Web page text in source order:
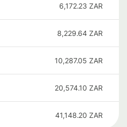
6,172.23 ZAR
8,229.64 ZAR
10,287.05 ZAR
20,574.10 ZAR
41,148.20 ZAR